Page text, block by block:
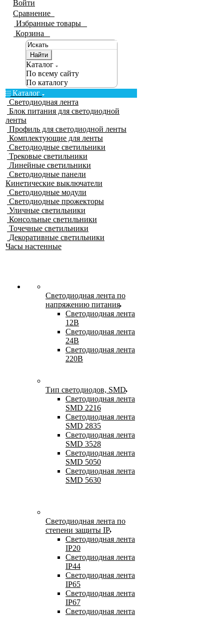
Войти
Сравнение
Избранные товары
Корзина
Найти
Каталог
По всему сайту
По каталогу
Каталог
Светодиодная лента
Блок питания для светодиодной
ленты
Профиль для светодиодной ленты
Комплектующие для ленты
Светодиодные светильники
Трековые светильники
Линейные светильники
Светодиодные панели
Кинетические выключатели
Светодиодные модули
Светодиодные прожекторы
Уличные светильники
Консольные светильники
Точечные светильники
Декоративные светильники
Часы настенные
Светодиодная лента по
напряжению питания
Светодиодная лента
12В
Светодиодная лента
24В
Светодиодная лента
220В
Тип светодиодов, SMD
Cветодиодная лента
SMD 2216
Светодиодная лента
SMD 2835
Светодиодная лента
SMD 3528
Светодиодная лента
SMD 5050
Светодиодная лента
SMD 5630
Светодиодная лента по
степени защиты IP
Светодиодная лента
IP20
Светодиодная лента
IP44
Светодиодная лента
IP65
Светодиодная лента
IP67
Светодиодная лента